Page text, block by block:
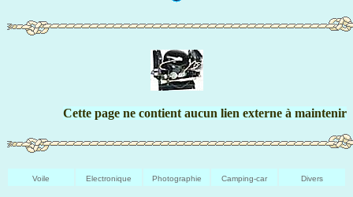
Cette page ne contient aucun lien externe à maintenir
Voile Electronique Photographie Camping-car Divers